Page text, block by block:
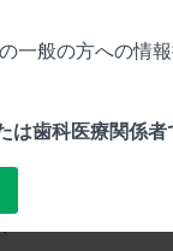
一般の方への情
は歯科医療関係者